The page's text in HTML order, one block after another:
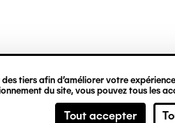
tiers afin d’améliorer votre
du site, vous pouvez tous les
Tout accepter